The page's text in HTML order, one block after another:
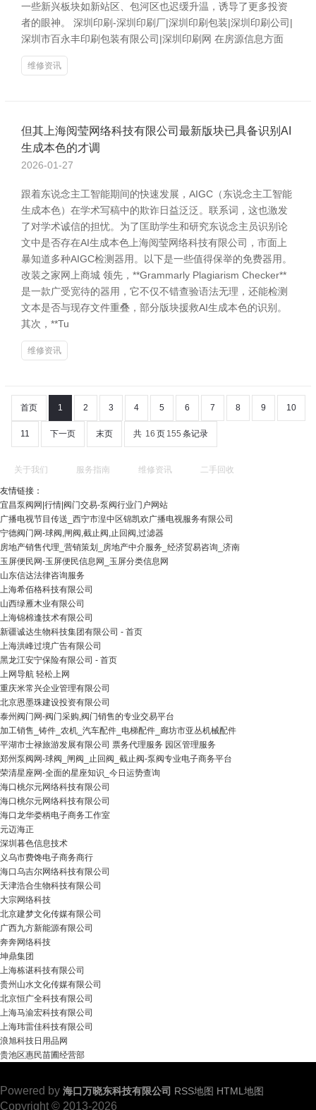
一些新兴板块如新站区、包河区也迟缓升温，诱导了更多投资
者的眼神。 深圳印刷-深圳印刷厂|深圳印刷包装|深圳印刷公司|
深圳市百永丰印刷包装有限公司|深圳印刷网 在房源信息方面
维修资讯
但其上海阅莹网络科技有限公司最新版块已具备识别AI
生成本色的才调
2026-01-27
跟着东说念主工智能期间的快速发展，AIGC（东说念主工智能
生成本色）在学术写稿中的欺诈日益泛泛。联系词，这也激发
了对学术诚信的担忧。为了匡助学生和研究东说念主员识别论
文中是否存在AI生成本色上海阅莹网络科技有限公司，市面上
暴知道多种AIGC检测器用。以下是一些值得保举的免费器用。
改装之家网上商城 领先，**Grammarly Plagiarism Checker**
是一款广受宽待的器用，它不仅不错查验语法无理，还能检测
文本是否与现存文件重叠，部分版块援救AI生成本色的识别。
其次，**Tu
维修资讯
首页 1 2 3 4 5 6 7 8 9 10
11 下一页 末页 共 16 页 155 条记录
关于我们 服务指南 维修资讯 二手回收
友情链接：
宜昌泵阀网|行情|阀门交易-泵阀行业门户网站
广播电视节目传送_西宁市湟中区锦凯欢广播电视服务有限公司
宁德阀门网-球阀,闸阀,截止阀,止回阀,过滤器
房地产销售代理_营销策划_房地产中介服务_经济贸易咨询_济南
玉屏便民网-玉屏便民信息网_玉屏分类信息网
山东信达法律咨询服务
上海希佰格科技有限公司
山西绿雁木业有限公司
上海锦棉逢技术有限公司
新疆诚达生物科技集团有限公司 - 首页
上海洪峰过境广告有限公司
黑龙江安宁保险有限公司 - 首页
上网导航 轻松上网
重庆米常兴企业管理有限公司
北京恩墨珠建设投资有限公司
泰州阀门网-阀门采购,阀门销售的专业交易平台
加工销售_铸件_农机_汽车配件_电梯配件_廊坊市亚丛机械配件
平湖市士禄旅游发展有限公司 票务代理服务 园区管理服务
郑州泵阀网-球阀_闸阀_止回阀_截止阀-泵阀专业电子商务平台
荣清星座网-全面的星座知识_今日运势查询
海口桃尔元网络科技有限公司
海口桃尔元网络科技有限公司
海口龙华娄柄电子商务工作室
元迈海正
深圳暮色信息技术
义乌市费馋电子商务商行
海口乌吉尔网络科技有限公司
天津浩合生物科技有限公司
大宗网络科技
北京建梦文化传媒有限公司
广西九方新能源有限公司
奔奔网络科技
坤鼎集团
上海栋谌科技有限公司
贵州山水文化传媒有限公司
北京恒广全科技有限公司
上海马渝宏科技有限公司
上海玮雷佳科技有限公司
浪旭科技日用品网
贵池区惠民苗圃经营部
Powered by 海口万晓东科技有限公司 RSS地图 HTML地图
Copyright © 2013-2026